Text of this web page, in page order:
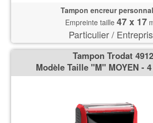
Tampon encreur
Empreinte taille 47 x 17
Particulier /
Tampon Trodat 4912
Modèle Taille ''M'' MOYEN -